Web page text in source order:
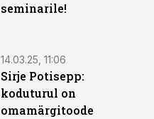
seminarile!
14.03.25, 11:06
Sirje Potisepp:
koduturul on
omamärgitoode